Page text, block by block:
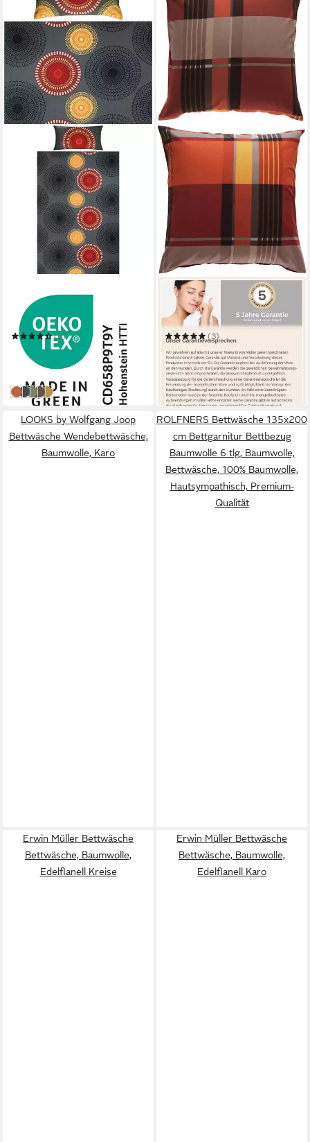
Bettwäsche Bettwäsche
135 x 200 cm B/L
(6)
ab 30,99 € 45,99 €
in 2-3 Werktagen bei dir
anthrazit-terra
anthrazit-petrol
anthrazit-grün
anthrazit-beige
anthrazit-gelb
ERWIN MÜLLER
Kissenbezüge Kissenbezug
Mehrere Größen
(3)
13,95 € 18,95 €
-26%
in 2-3 Werktagen bei dir
LOOKS by Wolfgang Joop
Bettwäsche Wendebettwäsche,
Baumwolle, Karo
ROLFNERS Bettwäsche 135x200
cm Bettgarnitur Bettbezug
Baumwolle 6 tlg, Baumwolle,
Bettwäsche, 100% Baumwolle,
Hautsympathisch, Premium-
Qualität
Erwin Müller Bettwäsche
Bettwäsche, Baumwolle,
Edelflanell Kreise
Erwin Müller Bettwäsche
Bettwäsche, Baumwolle,
Edelflanell Karo